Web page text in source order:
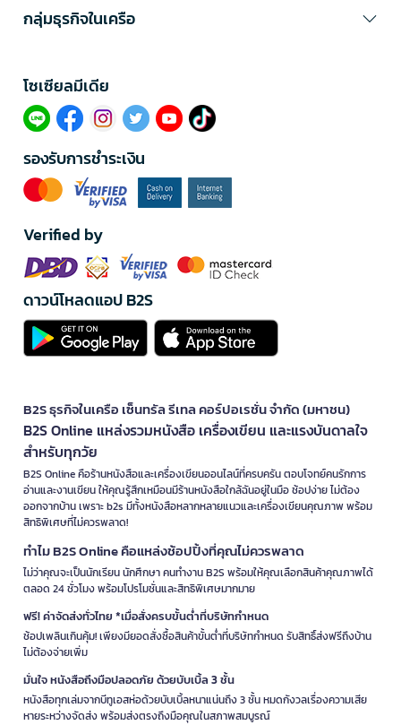
กลุ่มธุรกิจในเครือ
โซเซียลมีเดีย​
รองรับการชำระเงิน
Verified by
ดาวน์โหลดแอป B2S
B2S ธุรกิจในเครือ เซ็นทรัล รีเทล คอร์ปอเรชั่น จำกัด (มหาชน)
B2S Online แหล่งรวมหนังสือ เครื่องเขียน และแรงบันดาลใจ
สำหรับทุกวัย
B2S Online คือร้านหนังสือและเครื่องเขียนออนไลน์ที่ครบครัน ตอบโจทย์คนรักการ
อ่านและงานเขียน ให้คุณรู้สึกเหมือนมีร้านหนังสือใกล้ฉันอยู่ในมือ ช้อปง่าย ไม่ต้อง
ออกจากบ้าน เพราะ b2s มีทั้งหนังสือหลากหลายแนวและเครื่องเขียนคุณภาพ พร้อม
สิทธิพิเศษที่ไม่ควรพลาด!
ทำไม B2S Online คือแหล่งช้อปปิ้งที่คุณไม่ควรพลาด
ไม่ว่าคุณจะเป็นนักเรียน นักศึกษา คนทำงาน B2S พร้อมให้คุณเลือกสินค้าคุณภาพได้
ตลอด 24 ชั่วโมง พร้อมโปรโมชั่นและสิทธิพิเศษมากมาย
ฟรี! ค่าจัดส่งทั่วไทย *เมื่อสั่งครบขั้นต่ำที่บริษัทกำหนด
ช้อปเพลินเกินคุ้ม! เพียงมียอดสั่งซื้อสินค้าขั้นต่ำที่บริษัทกำหนด รับสิทธิ์ส่งฟรีถึงบ้าน
ไม่ต้องจ่ายเพิ่ม
มั่นใจ หนังสือถึงมือปลอดภัย ด้วยบับเบิ้ล 3 ชั้น
หนังสือทุกเล่มจากบีทูเอสห่อด้วยบับเบิ้ลหนาแน่นถึง 3 ชั้น หมดกังวลเรื่องความเสีย
หายระหว่างจัดส่ง พร้อมส่งตรงถึงมือคุณในสภาพสมบูรณ์